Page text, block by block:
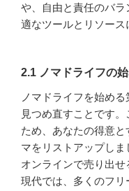
や、自由と責任のバ
適なツールとリソース
2.1 ノマドライフの
ノマドライフを始め
見つめ直すことです
ため、あなたの得意
マをリストアップし
オンラインで売り出せ
現代では、多くのフ